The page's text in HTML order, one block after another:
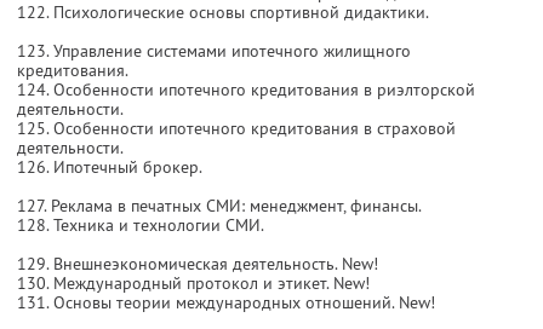
122. Психологические основы спортивной дидактики.
123. Управление системами ипотечного жилищного
кредитования.
124. Особенности ипотечного кредитования в риэлторской
деятельности.
125. Особенности ипотечного кредитования в страховой
деятельности.
126. Ипотечный брокер.
127. Реклама в печатных СМИ: менеджмент, финансы.
128. Техника и технологии СМИ.
129. Внешнеэкономическая деятельность. New!
130. Международный протокол и этикет. New!
131. Основы теории международных отношений. New!